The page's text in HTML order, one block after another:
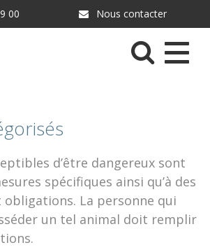
00 Nous contacter
Menu
d’être dangereux sont
spécifiques ainsi qu’à des
La personne qui
un tel animal doit remplir